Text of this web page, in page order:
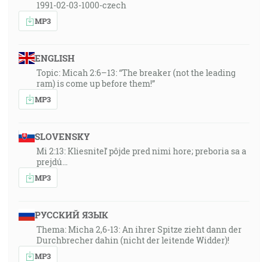
1991-02-03-1000-czech
MP3
ENGLISH
Topic: Micah 2:6–13: “The breaker (not the leading
ram) is come up before them!”
MP3
SLOVENSKY
Mi 2:13: Kliesniteľ pôjde pred nimi hore; preboria sa a
prejdú…
MP3
РУССКИЙ ЯЗЫК
Thema: Micha 2,6-13: An ihrer Spitze zieht dann der
Durchbrecher dahin (nicht der leitende Widder)!
MP3